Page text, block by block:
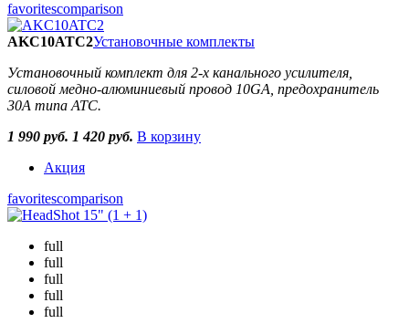
favoritescomparison
AKC10ATC2Установочные комплекты
Установочный комплект для 2-х канального усилителя,
силовой медно-алюминиевый провод 10GA, предохранитель
30A типа ATC.
1 990 руб. 1 420 руб. В корзину
Акция
favoritescomparison
full
full
full
full
full